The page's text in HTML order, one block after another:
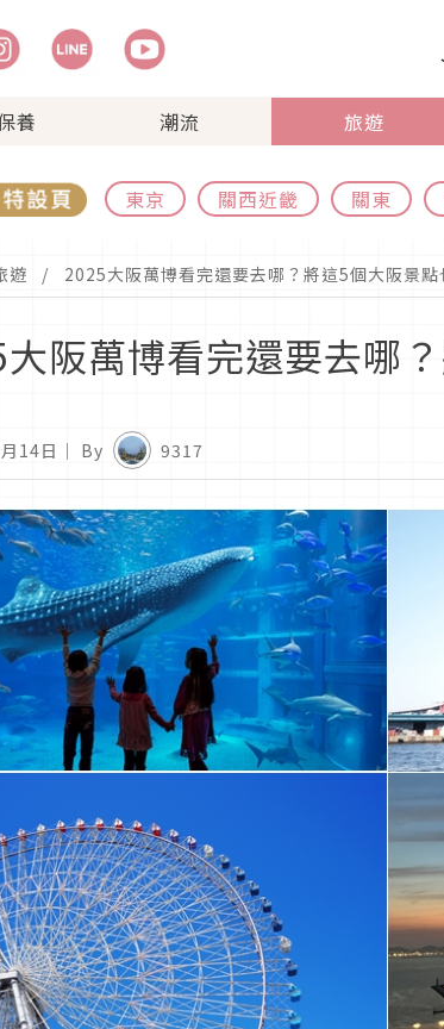
養 潮流 旅遊
東京 關西近畿 關東
遊 2025大阪萬博看完還要去哪？將這5個大阪景點
阪萬博看完還要去哪
14日 ｜ By 9317